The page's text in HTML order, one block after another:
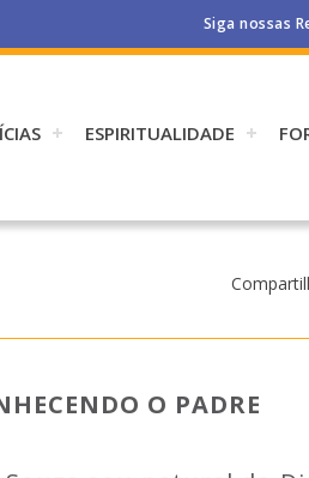
Siga nossas
ESPIRITUALIDADE
O PADRE